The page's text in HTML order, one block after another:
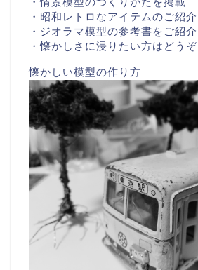
・昭和レトロなアイテムのご紹介
・ジオラマ模型の参考書をご紹介
・懐かしさに浸りたい方はどうぞ
懐かしい模型の作り方